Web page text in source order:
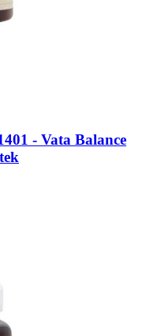
-​ Vata Balance